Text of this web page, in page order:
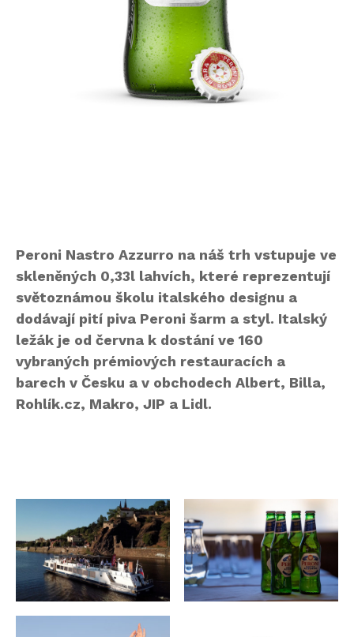
Peroni Nastro Azzurro na náš trh vstupuje ve
skleněných 0,33l lahvích, které reprezentují
světoznámou školu italského designu a
dodávají pití piva Peroni šarm a styl. Italský
ležák je od června k dostání ve 160
vybraných prémiových restauracích a
barech v Česku a v obchodech Albert, Billa,
Rohlík.cz, Makro, JIP a Lidl.